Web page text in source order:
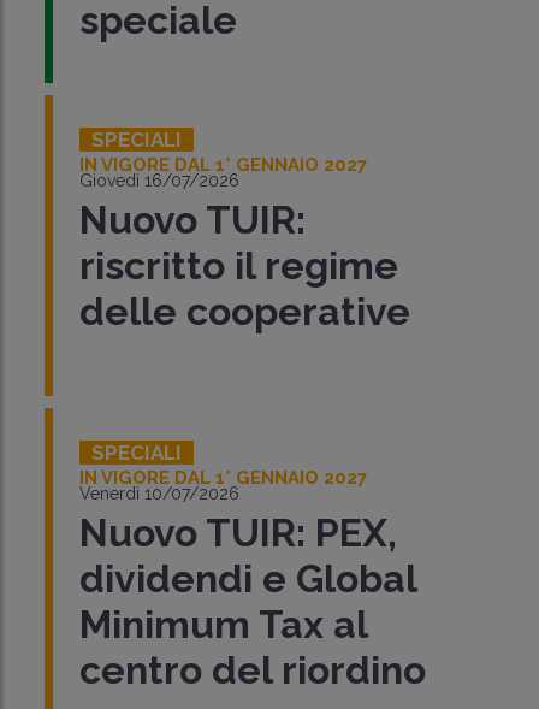
speciale
SPECIALI
IN VIGORE DAL 1° GENNAIO 2027
Giovedì 16/07/2026
Nuovo TUIR:
riscritto il regime
delle cooperative
SPECIALI
IN VIGORE DAL 1° GENNAIO 2027
Venerdì 10/07/2026
Nuovo TUIR: PEX,
dividendi e Global
Minimum Tax al
centro del riordino